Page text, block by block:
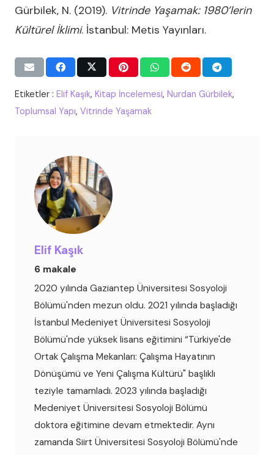
Gürbilek, N. (2019). Vitrinde Yaşamak: 1980’lerin
Kültürel İklimi. İstanbul: Metis Yayınları.
Etiketler : Elif Kaşık, Kitap İncelemesi, Nurdan Gürbilek,
Toplumsal Yapı, Vitrinde Yaşamak
Elif Kaşık
6 makale
2020 yılında Gaziantep Üniversitesi Sosyoloji
Bölümü'nden mezun oldu. 2021 yılında başladığı
İstanbul Medeniyet Üniversitesi Sosyoloji
Bölümü'nde yüksek lisans eğitimini “Türkiye'de
Ortak Çalışma Mekanları: Çalışma Hayatının
Dönüşümü ve Yeni Çalışma Kültürü" başlıklı
teziyle tamamladı. 2023 yılında başladığı
Medeniyet Üniversitesi Sosyoloji Bölümü
doktora eğitimine devam etmektedir. Aynı
zamanda Siirt Üniversitesi Sosyoloji Bölümü'nde